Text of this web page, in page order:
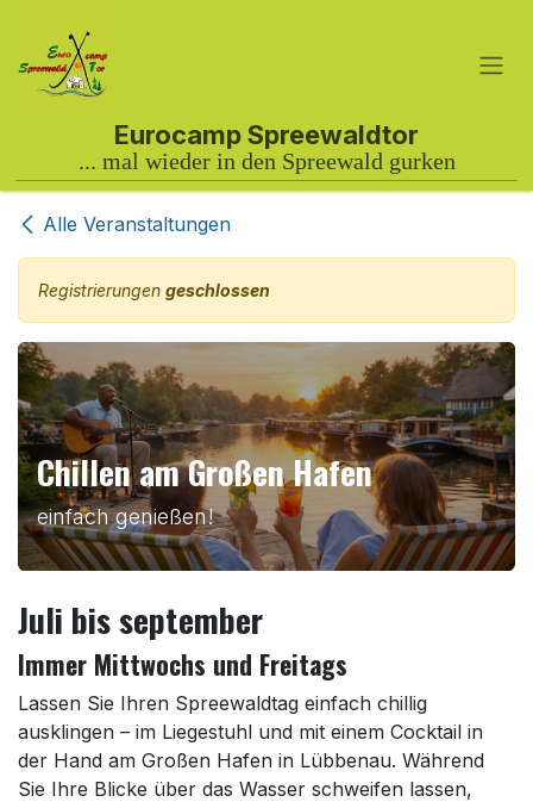
Alle Veranstaltungen
Registrierungen geschlossen
Chillen am Großen Hafen
einfach genießen!
Juli bis september
Immer Mittwochs und Freitags
Lassen Sie Ihren Spreewaldtag einfach chillig
ausklingen – im Liegestuhl und mit einem Cocktail in
der Hand am Großen Hafen in Lübbenau. Während
Sie Ihre Blicke über das Wasser schweifen lassen,